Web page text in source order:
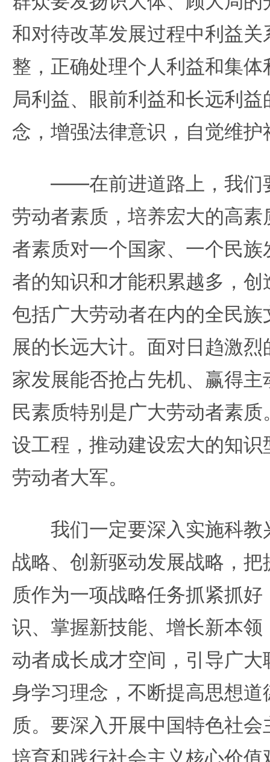
和对待改革发展过程中利益
整，正确处理个人利益和集
局利益、眼前利益和长远利
念，增强法律意识，自觉维
——在前进道路上，我们
劳动者素质，培养宏大的高
者素质对一个国家、一个民
者的知识和才能积累越多，
包括广大劳动者在内的全民
展的长远大计。面对日趋激
家发展能否抢占先机、赢得
民素质特别是广大劳动者素
设工程，推动建设宏大的知
劳动者大军。
我们一定要深入实施科教
战略、创新驱动发展战略，
质作为一项战略任务抓紧抓
识、掌握新技能、增长新本
动者成长成才空间，引导广
身学习理念，不断提高思想
质。要深入开展中国特色社